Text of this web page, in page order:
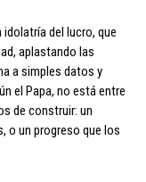
idolatría del lucro, que
aplastando las
a simples datos y
el Papa, no está entre
de construir: un
o un progreso que los